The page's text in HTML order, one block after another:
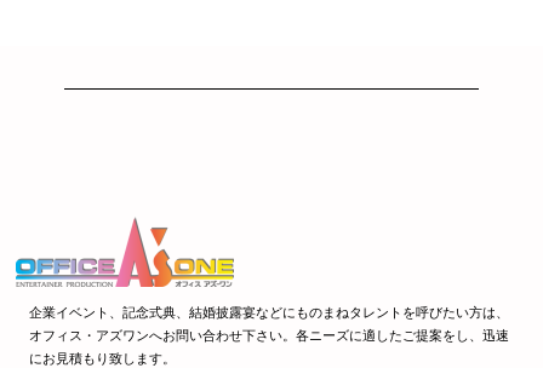
企業イベント、記念式典、結婚披露宴などにものまねタレントを呼びたい方は、
オフィス・アズワンへお問い合わせ下さい。各ニーズに適したご提案をし、迅速
にお見積もり致します。